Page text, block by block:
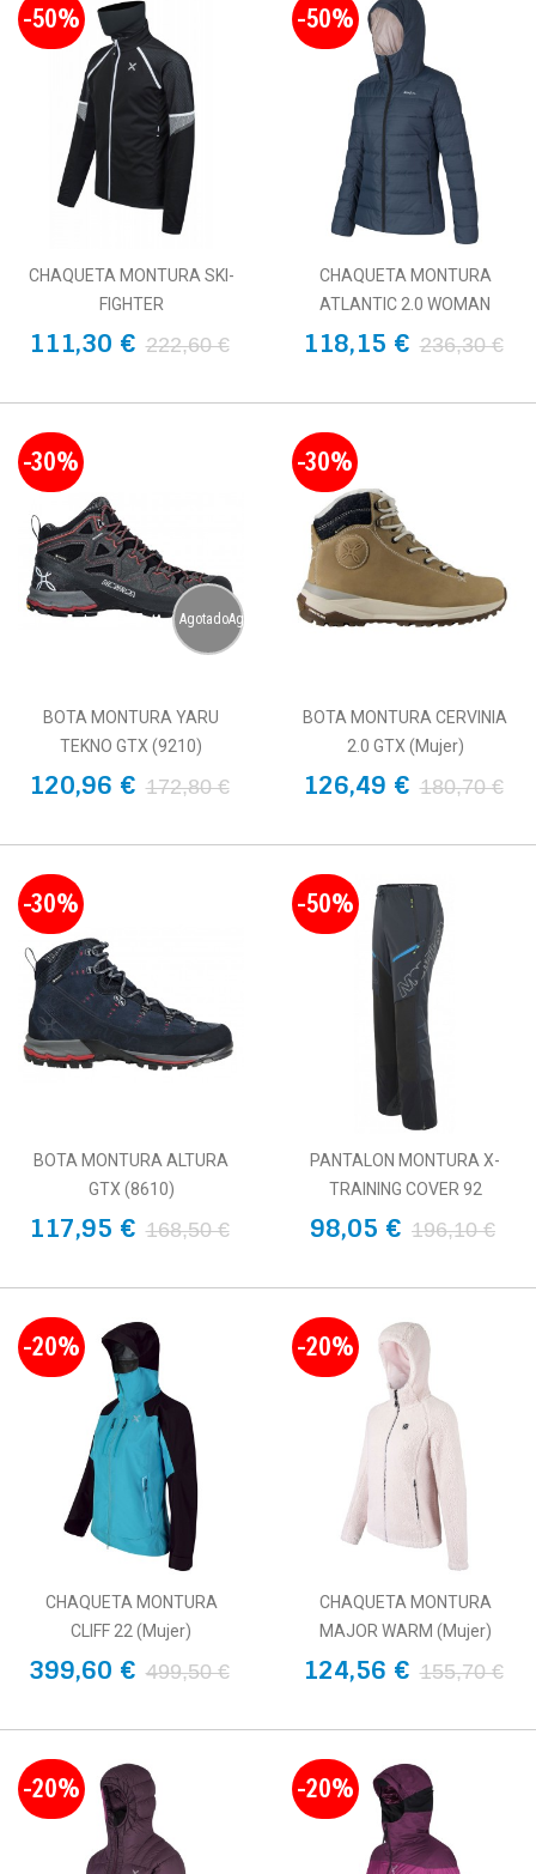
-50%
CHAQUETA MONTURA SKI-
FIGHTER
111,30 € 222,60 €
-50%
CHAQUETA MONTURA
ATLANTIC 2.0 WOMAN
118,15 € 236,30 €
AgotadoAgotado
-30%
BOTA MONTURA YARU
TEKNO GTX (9210)
120,96 € 172,80 €
-30%
BOTA MONTURA CERVINIA
2.0 GTX (Mujer)
126,49 € 180,70 €
-30%
BOTA MONTURA ALTURA
GTX (8610)
117,95 € 168,50 €
-50%
PANTALON MONTURA X-
TRAINING COVER 92
98,05 € 196,10 €
-20%
CHAQUETA MONTURA
CLIFF 22 (Mujer)
399,60 € 499,50 €
-20%
CHAQUETA MONTURA
MAJOR WARM (Mujer)
124,56 € 155,70 €
-20% -20%